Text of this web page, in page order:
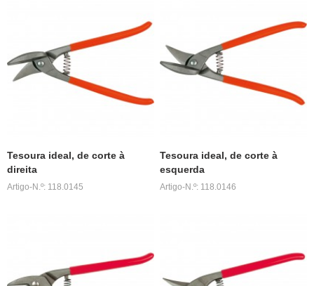
Tesoura ideal, de corte à
direita
Artigo-N.º: 118.0145
Tesoura ideal, de corte à
esquerda
Artigo-N.º: 118.0146